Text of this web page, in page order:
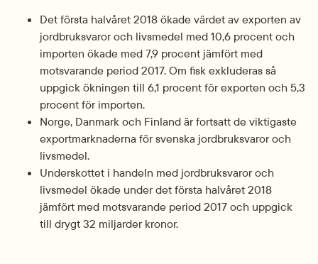
Det första halvåret 2018 ökade värdet av exporten av
jordbruksvaror och livsmedel med 10,6 procent och
importen ökade med 7,9 procent jämfört med
motsvarande period 2017. Om fisk exkluderas så
uppgick ökningen till 6,1 procent för exporten och 5,3
procent för importen.
Norge, Danmark och Finland är fortsatt de viktigaste
exportmarknaderna för svenska jordbruksvaror och
livsmedel.
Underskottet i handeln med jordbruksvaror och
livsmedel ökade under det första halvåret 2018
jämfört med motsvarande period 2017 och uppgick
till drygt 32 miljarder kronor.